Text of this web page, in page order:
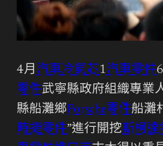
4月 汽車冷氣芯1汽車零件
零件武寧縣政府組織專業
縣船灘鄉Porsche零件船灘
時捷零件”進行開挖斯柯達